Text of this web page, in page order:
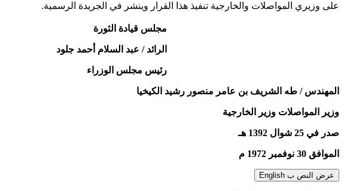
على وزيري المواصلات والخارجية تنفيذ هذا القرار وينشر في الجريدة الرسمية.
مجلس قيادة الثورة
الرائد / عبد السلام أحمد جلود
رئيس مجلس الوزراء
المهندس / طه الشريف بن عامر منصور رشيد الكيخيا
وزير المواصلات وزير الخارجية
صدر في 25 شوال 1392 هـ
الموافق 30 نوفمبر 1972 م
عرض النص ب English